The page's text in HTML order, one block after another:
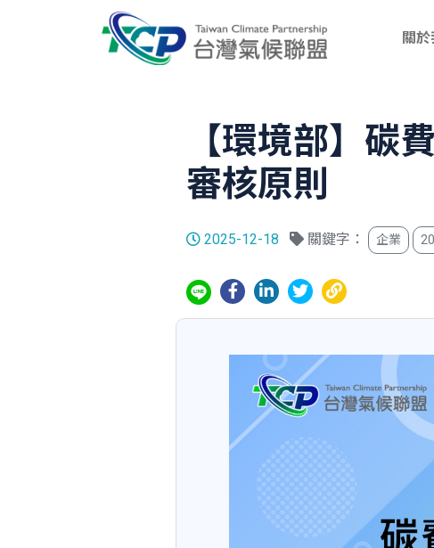
關於
【環境部】碳
審核原則
2025-12-18 關鍵字： 企業